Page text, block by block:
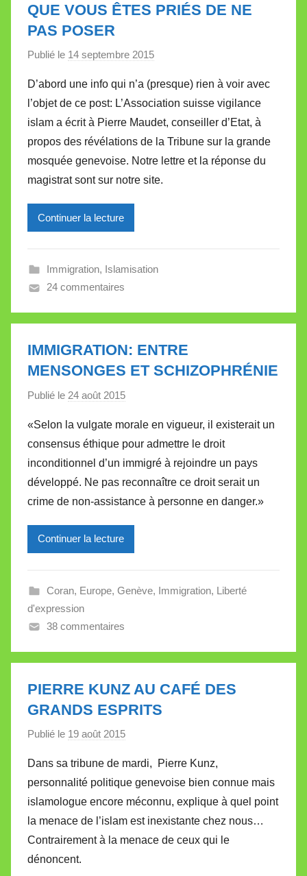
t
e
QUE VOUS ÊTES PRIÉS DE NE
PAS POSER
Publié le 14 septembre 2015
r
M
i
r
e
i
a
e
t
e
D’abord une info qui n’a (presque) rien à voir avec
l’objet de ce post: L’Association suisse vigilance
islam a écrit à Pierre Maudet, conseiller d’Etat, à
propos des révélations de la Tribune sur la grande
mosquée genevoise. Notre lettre et la réponse du
magistrat sont sur notre site.
Continuer la lecture
Immigration, Islamisation
24 commentaires
IMMIGRATION: ENTRE
MENSONGES ET SCHIZOPHRÉNIE
Publié le 24 août 2015
r
M
i
r
e
l
V
e
t
e
«Selon la vulgate morale en vigueur, il existerait un
consensus éthique pour admettre le droit
inconditionnel d’un immigré à rejoindre un pays
développé. Ne pas reconnaître ce droit serait un
crime de non-assistance à personne en danger.»
Continuer la lecture
Coran, Europe, Genève, Immigration, Liberté
d'expression
38 commentaires
PIERRE KUNZ AU CAFÉ DES
GRANDS ESPRITS
Publié le 19 août 2015
r
M
i
r
e
Dans sa tribune de mardi, Pierre Kunz,
personnalité politique genevoise bien connue mais
islamologue encore méconnu, explique à quel point
la menace de l’islam est inexistante chez nous…
Contrairement à la menace de ceux qui le
dénoncent.